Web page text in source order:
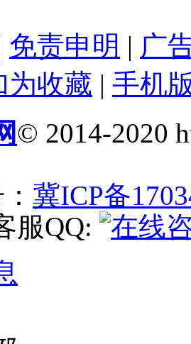
免责申明 | 广
为收藏 | 手机
© 2014-2020
冀ICP备
服QQ: